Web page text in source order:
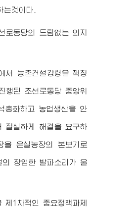
것이다.
동당의 드팀없는 의지
서 농촌건설강령을 책정
된 조선로동당 중앙위
총화하고 농업생산을 안
절실하게 해결을 요구하
을 온실농장의 본보기로
의 장엄한 발파소리가 울
1차적인 중요정책과제